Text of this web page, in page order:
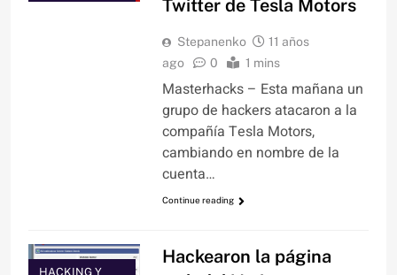
Twitter de Tesla Motors
Stepanenko
11 años
ago
0 1 mins
Masterhacks – Esta mañana un
grupo de hackers atacaron a la
compañía Tesla Motors,
cambiando en nombre de la
cuenta…
Continue reading
HACKING Y
Hackearon la página